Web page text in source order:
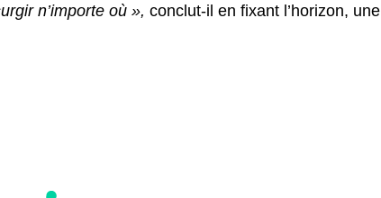
n’importe où », conclut-il en fixant l’horizon, une